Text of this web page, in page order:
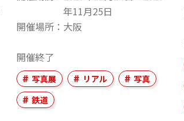
年11月25日
開催場所
大阪
開催終了
写真展 リアル
写真
鉄道